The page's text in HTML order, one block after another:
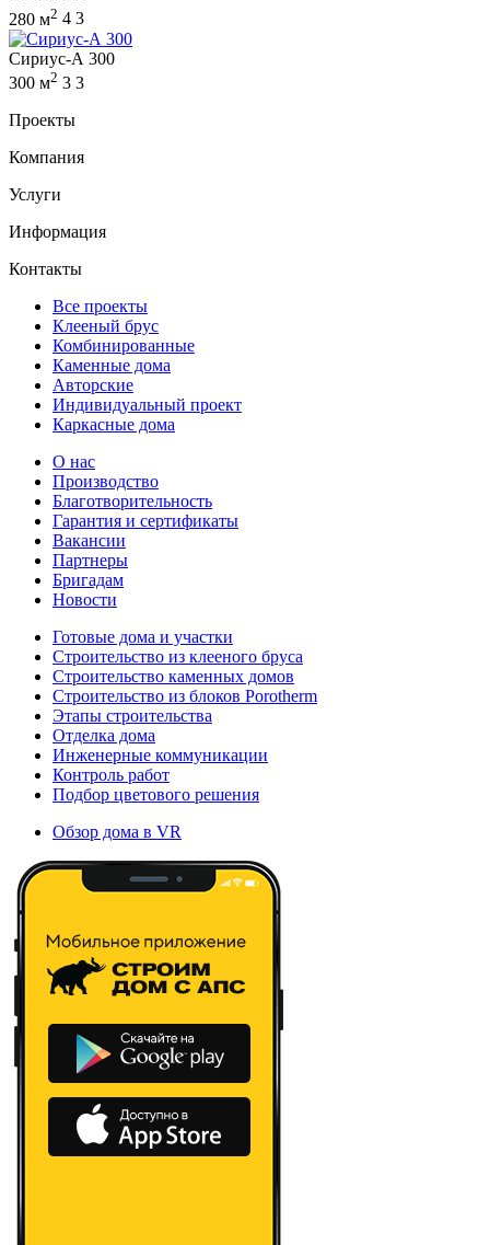
280 м2 4 3
Сириус-А 300
300 м2 3 3
Проекты
Компания
Услуги
Информация
Контакты
Все проекты
Клееный брус
Комбинированные
Каменные дома
Авторские
Индивидуальный проект
Каркасные дома
О нас
Производство
Благотворительность
Гарантия и сертификаты
Вакансии
Партнеры
Бригадам
Новости
Готовые дома и участки
Строительство из клееного бруса
Строительство каменных домов
Строительство из блоков Porotherm
Этапы строительства
Отделка дома
Инженерные коммуникации
Контроль работ
Подбор цветового решения
Обзор дома в VR